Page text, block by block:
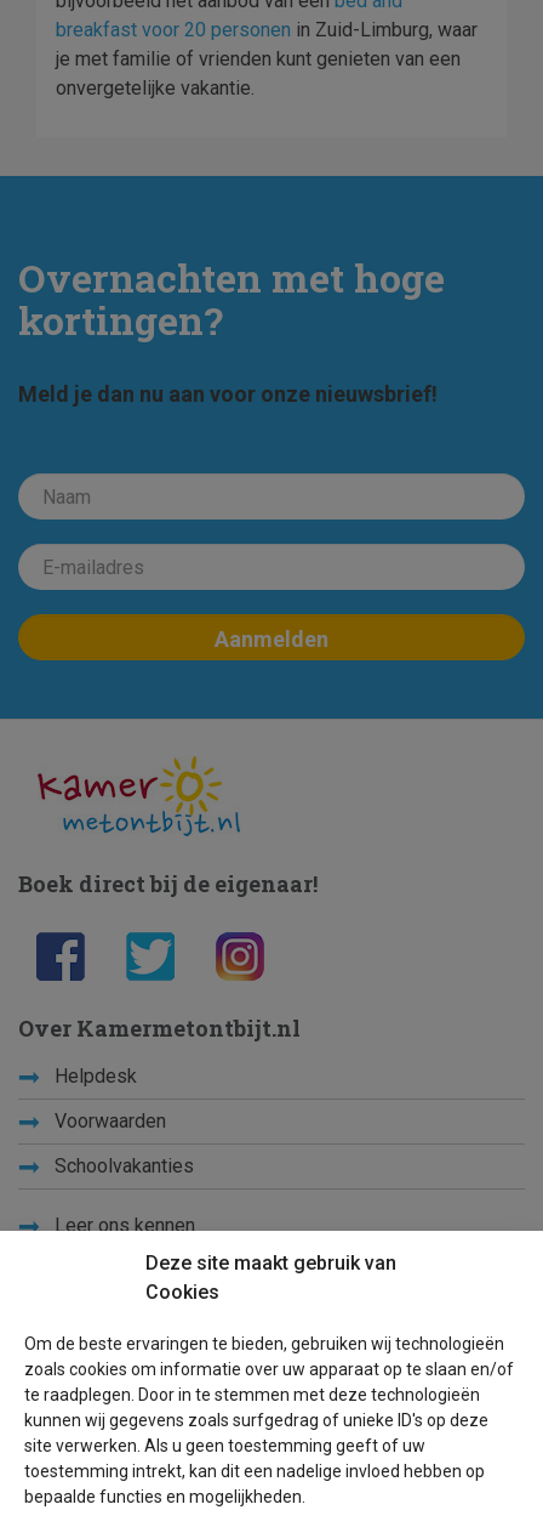
breakfast voor 20 personen in Zuid-Limburg, waar
je met familie of vrienden kunt genieten van een
onvergetelijke vakantie.
Overnachten met hoge
kortingen?
Meld je dan nu aan voor onze nieuwsbrief!
Deze site maakt gebruik van
Cookies
Om de beste ervaringen te bieden, gebruiken wij technologieën
zoals cookies om informatie over uw apparaat op te slaan en/of
te raadplegen. Door in te stemmen met deze technologieën
kunnen wij gegevens zoals surfgedrag of unieke ID's op deze
site verwerken. Als u geen toestemming geeft of uw
toestemming intrekt, kan dit een nadelige invloed hebben op
bepaalde functies en mogelijkheden.
Boek direct bij de eigenaar!
Over Kamermetontbijt.nl
Helpdesk
Voorwaarden
Schoolvakanties
Leer ons kennen
Sitemap
Blog
Voor eigenaren